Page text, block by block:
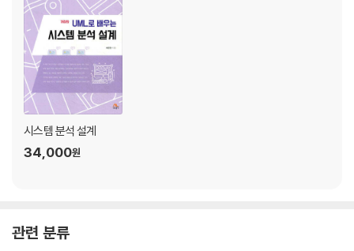
4 나선형 모델
5 컴포넌트 기반 모델
6 Unified Process
04 애자일 모델
1 애자일 모델의 특징
2 익스트임 프로그래밍
3 크리스탈
4 스크럼
3 객체지향 방법론
연습문제
시스템 분석 설계
34,000원
관련 분류